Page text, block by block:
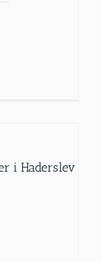
i Haderslev